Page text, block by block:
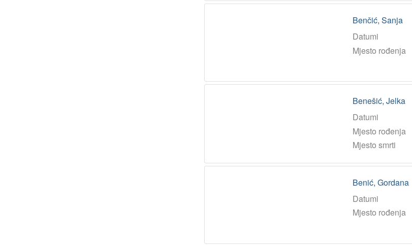
Benčić, Sanja
Datumi
Mjesto rođenja
Benešić, Jelka
Datumi
Mjesto rođenja
Mjesto smrti
Benić, Gordana
Datumi
Mjesto rođenja